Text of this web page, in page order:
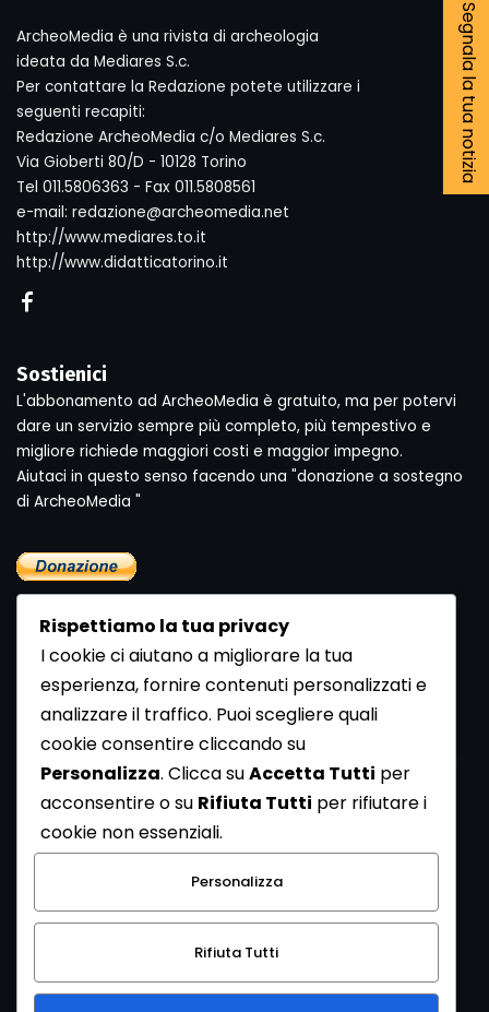
Segnala la tua notizia
ArcheoMedia è una rivista di archeologia
ideata da Mediares S.c.
Per contattare la Redazione potete utilizzare i
seguenti recapiti:
Redazione ArcheoMedia c/o Mediares S.c.
Via Gioberti 80/D - 10128 Torino
Tel 011.5806363 - Fax 011.5808561
e-mail: redazione@archeomedia.net
http://www.mediares.to.it
http://www.didatticatorino.it
Sostienici
L'abbonamento ad ArcheoMedia è gratuito, ma per potervi
dare un servizio sempre più completo, più tempestivo e
migliore richiede maggiori costi e maggior impegno.
Aiutaci in questo senso facendo una "donazione a sostegno
di ArcheoMedia "
Newsletter
Se vuoi ricevere la Rivista gratuita di archeologia realizzata
dalla Redazione di ArcheoMedia iscriviti alla nostra
Newsletter [Clicca Qui]
Con l'invio del messaggio l'utente dichiara di aver letto
l’informativa sulla privacy e di acconsentire al trattamento
dei propri dati personali.
Rispettiamo la tua privacy
I cookie ci aiutano a migliorare la tua
esperienza, fornire contenuti personalizzati e
analizzare il traffico. Puoi scegliere quali
cookie consentire cliccando su
Personalizza. Clicca suAccetta Tutti per
acconsentire o su Rifiuta Tutti per rifiutare i
cookie non essenziali.
Personalizza
Rifiuta Tutti